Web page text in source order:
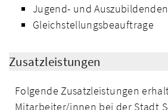
Jugend- und
Gleichstellungsbeauftrage
Zusatzleistungen
Folgende Zusatzleistungen
Mitarbeiter/innen bei der Stadt